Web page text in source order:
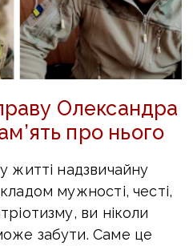
Олександра
про нього
житті надзвичайну
мужності, честі,
ви ніколи
забути. Саме це